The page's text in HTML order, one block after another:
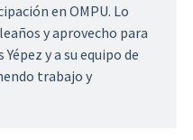
en OMPU. Lo
y aprovecho para
y a su equipo de
trabajo y